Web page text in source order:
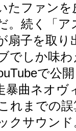
たファン
。続く「
扇子を取り
でしか味
で公
暴曲ネオヴ
れまでの
クサウンド